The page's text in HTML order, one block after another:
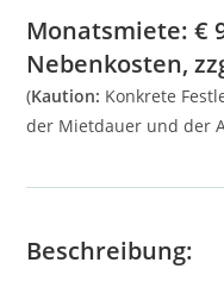
Monatsmiete:€
Nebenkosten,
(Kaution: Konkrete
der Mietdauer und der
Beschreibung: